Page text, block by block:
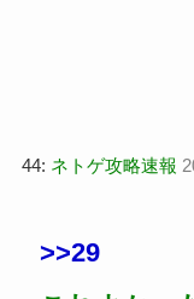
44: ネトゲ攻略速報
>>29